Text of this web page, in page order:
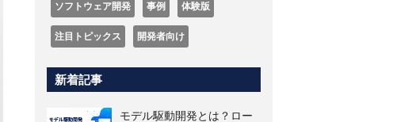
ソフトウェア開発 事例 体験版
注目トピックス 開発者向け
新着記事
モデル駆動開発とは？ロー